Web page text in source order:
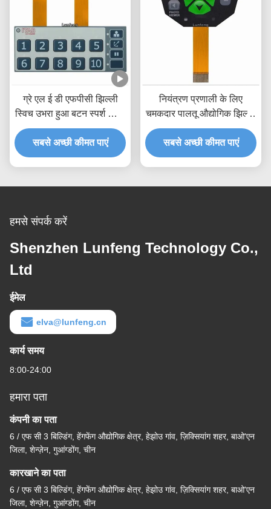
ग्रे एल ई डी एफपीसी झिल्ली
स्विच उभरा हुआ बटन स्पर्श स्विच
कीपैड
सबसे अच्छी कीमत पाएं
नियंत्रण प्रणाली के लिए
चमकदार पालतू औद्योगिक झिल्ली
स्विच फ्लेक्स टेल
सबसे अच्छी कीमत पाएं
हमसे संपर्क करें
Shenzhen Lunfeng Technology Co.,
Ltd
ईमेल
elva@lunfeng.cn
कार्य समय
8:00-24:00
हमारा पता
कंपनी का पता
6 / एफ सी 3 बिल्डिंग, हेंगफेंग औद्योगिक क्षेत्र, हेझोउ गांव, ज़िक्सियांग शहर, बाओ'एन
जिला, शेन्ज़ेन, गुआंग्डोंग, चीन
कारखाने का पता
6 / एफ सी 3 बिल्डिंग, हेंगफेंग औद्योगिक क्षेत्र, हेझोउ गांव, ज़िक्सियांग शहर, बाओ'एन
जिला, शेन्ज़ेन, गुआंग्डोंग, चीन